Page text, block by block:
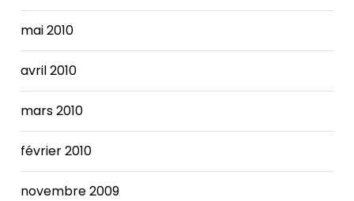
mai 2010
avril 2010
mars 2010
février 2010
novembre 2009